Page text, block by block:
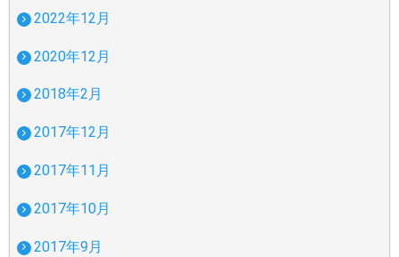
2022年12月
2020年12月
2018年2月
2017年12月
2017年11月
2017年10月
2017年9月